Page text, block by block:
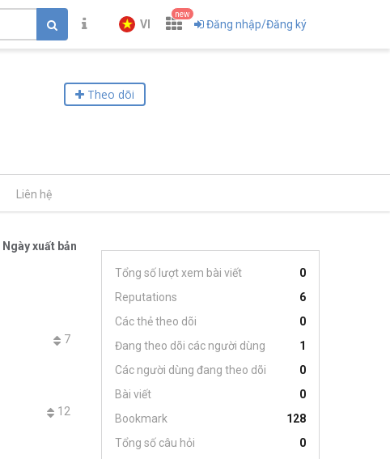
VI
new
Đăng nhập/Đăng ký
Theo dõi
Liên hệ
Ngày xuất bản
7
12
Tổng số lượt xem bài viết
0
Reputations
6
Các thẻ theo dõi
0
Đang theo dõi các người dùng
1
Các người dùng đang theo dõi
0
Bài viết
0
Bookmark
128
Tổng số câu hỏi
0